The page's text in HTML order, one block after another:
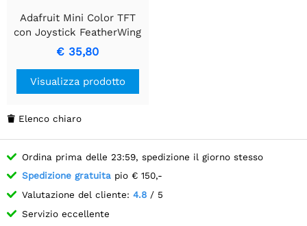
Adafruit Mini Color TFT
con Joystick FeatherWing
€ 35,80
Visualizza prodotto
 Elenco chiaro
Ordina prima delle 23:59, spedizione il giorno stesso
Spedizione gratuita pio € 150,-
Valutazione del cliente: 4.8 / 5
Servizio eccellente